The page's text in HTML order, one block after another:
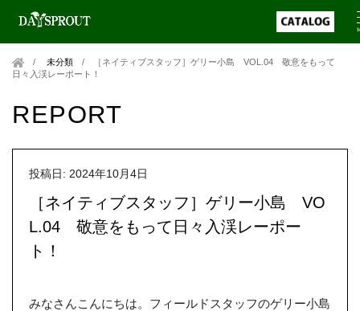
未分類 /
［ネイティブスタッフ］ゲリー小島 VOL.04 敬意をもって
日々入渓レーポート！
REPORT
投稿日: 2024年10月4日
［ネイティブスタッフ］ゲリー小島 VO
L.04 敬意をもって日々入渓レーポー
ト！
みなさんこんにちは。フィールドスタッフのゲリー小島